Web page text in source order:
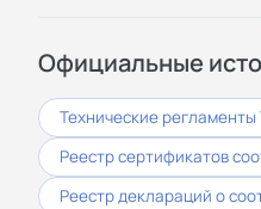
Официальные
Технические
Реестр сертификатов
Реестр деклараций о